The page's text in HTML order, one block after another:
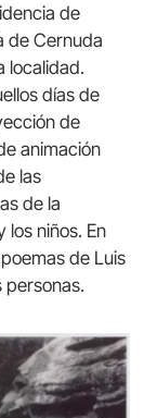
de
de Cernuda
localidad.
días de
de
animación
las
de la
los niños. En
de Luis
personas.